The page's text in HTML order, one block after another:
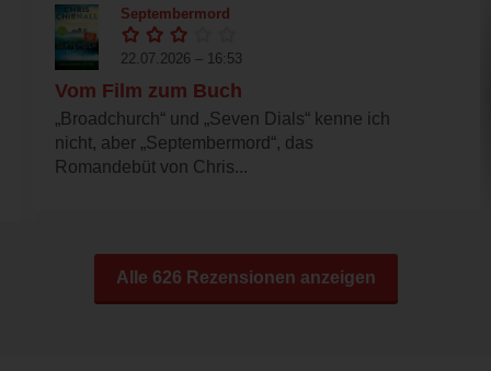
Septembermord
22.07.2026 – 16:53
Vom Film zum Buch
„Broadchurch“ und „Seven Dials“ kenne ich
nicht, aber „Septembermord“, das
Romandebüt von Chris...
Alle 626 Rezensionen anzeigen